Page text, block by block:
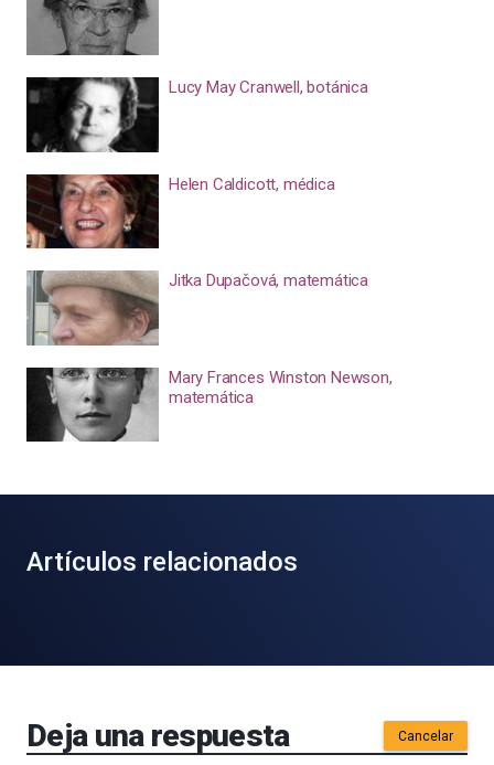
Lucy May Cranwell, botánica
Helen Caldicott, médica
Jitka Dupačová, matemática
Mary Frances Winston Newson,
matemática
Artículos relacionados
Deja una respuesta Cancelar